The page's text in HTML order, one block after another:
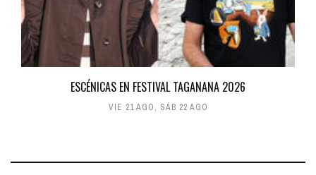
ESCÉNICAS EN FESTIVAL TAGANANA 2026
VIE 21 AGO, SÁB 22 AGO